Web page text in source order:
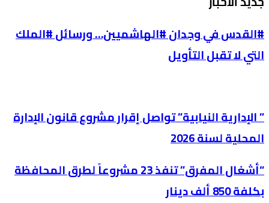
#القدس في وجدان #الهاشميين… ورسائل #الملك
التي لا تقبل التأويل
” الإدارية النيابية” تواصل إقرار مشروع قانون الإدارة
المحلية لسنة 2026
“أشغال المفرق” تنفذ 23 مشروعاً لطرق المحافظة
بكلفة 850 ألف دينار